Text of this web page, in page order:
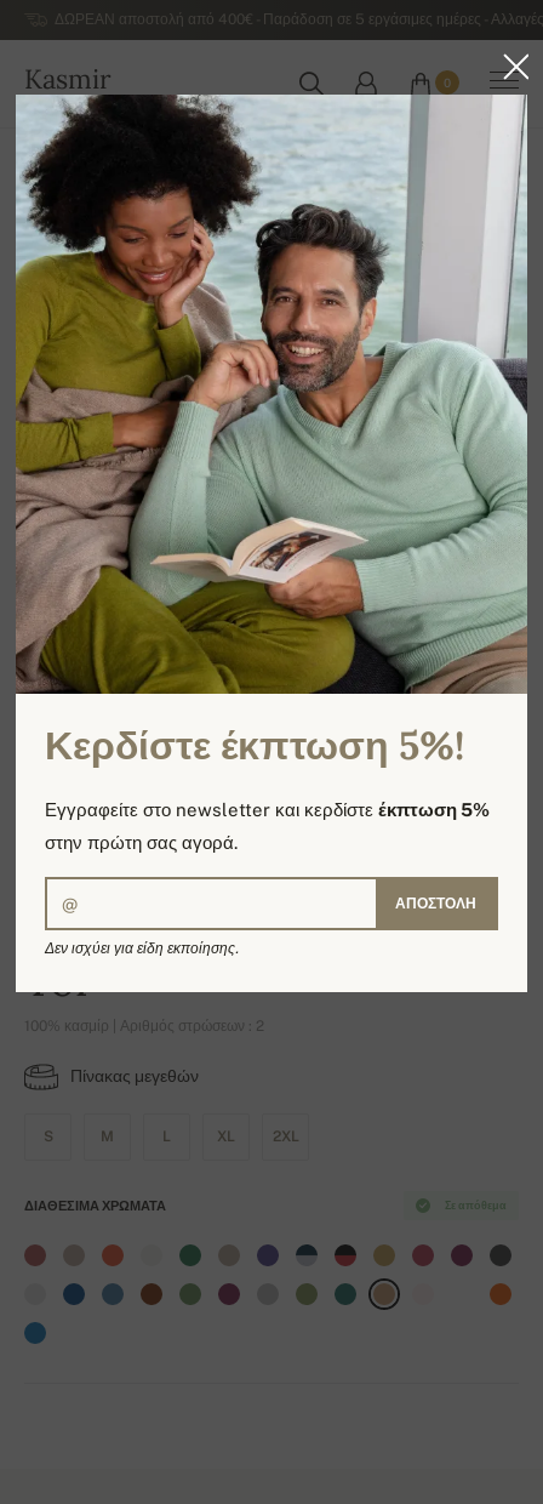
ΔΩΡΕΑΝ αποστολή από 400€ - Παράδοση σε 5 εργάσιμες ημέρες -
Kasmir
ΕΛΛΆΔΑ
0
Αρχική
Αντρικά κασμιρένια πουλόβερ πολυτελείας
Ανδρική βασική κασμιρένια κολεξιόν
Tor
100% κασμίρ | Αριθμός στρώσεων : 2
Πίνακας μεγεθών
S M L XL 2XL
Σε απόθεμα
ΔΙΑΘΈΣΙΜΑ ΧΡΏΜΑΤΑ
Κερδίστε έκπτωση 5%!
Εγγραφείτε στο newsletter και κερδίστεέκπτωση 5%
στην πρώτη σας αγορά.
ΑΠΟΣΤΟΛΉ
Δεν ισχύει για είδη εκποίησης.